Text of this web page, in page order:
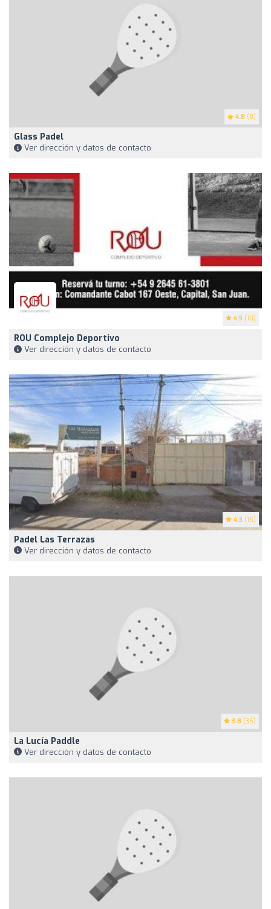
4.8 (8)
Glass Padel
Ver dirección y datos de contacto
4.5 (10)
ROU Complejo Deportivo
Ver dirección y datos de contacto
4.3 (15)
Padel Las Terrazas
Ver dirección y datos de contacto
3.8 (35)
La Lucía Paddle
Ver dirección y datos de contacto